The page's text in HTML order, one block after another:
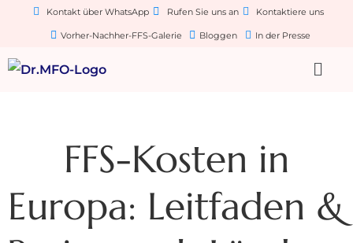
Kontakt über WhatsApp Rufen Sie uns an Kontaktiere uns
Vorher-Nachher-FFS-Galerie Bloggen In der Presse
FFS-Kosten in
Europa: Leitfaden &